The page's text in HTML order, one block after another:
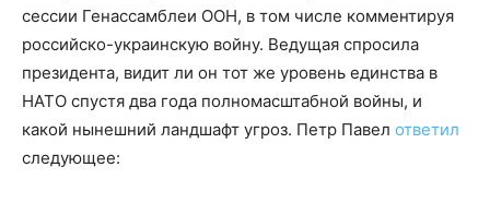
сессии Генассамблеи ООН, в том числе комментируя
российско-украинскую войну. Ведущая спросила
президента, видит ли он тот же уровень единства в
НАТО спустя два года полномасштабной войны, и
какой нынешний ландшафт угроз. Петр Павел ответил
следующее: